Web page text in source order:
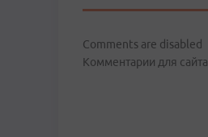
Comments are disabled
Комментарии для сайта